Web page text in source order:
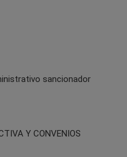
sancionador
Y CONVENIOS